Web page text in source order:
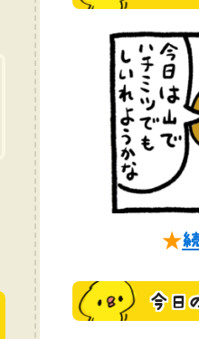
★
今日